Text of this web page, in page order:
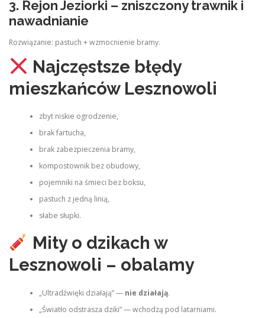
3. Rejon Jeziorki – zniszczony trawnik i
nawadnianie
Rozwiązanie: pastuch + wzmocnienie bramy.
Najczęstsze błędy
mieszkańców Lesznowoli
zbyt niskie ogrodzenie,
brak fartucha,
brak zabezpieczenia bramy,
kompostownik bez obudowy,
pojemniki na śmieci bez boksu,
pastuch z jedną linią,
słabe słupki.
Mity o dzikach w
Lesznowoli – obalamy
„Ultradźwięki działają” — nie działają.
„Światło odstrasza dziki” — wchodzą pod latarniami.